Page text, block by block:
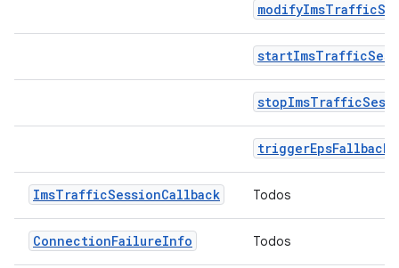
triggerEpsFallback
ImsTrafficSessionCallback Todos
ConnectionFailureInfo Todos